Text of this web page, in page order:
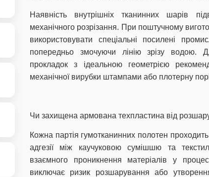
Наявність внутрішніх тканинних шарів
механічного розрізання. При поштучному
використовувати спеціальні посилені
попередньо змочуючи лінію зрізу водою.
прокладок з ідеальною геометрією
механічної вирубки штампами або плотерну
Чи захищена армована техпластина від
Кожна партія гумотканинних полотен
адгезії між каучуковою сумішшю та
взаємного проникнення матеріалів у
виключає ризик розшарування або